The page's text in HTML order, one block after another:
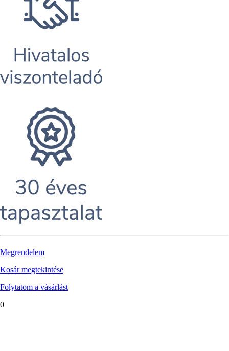
Megrendelem
Kosár megtekintése
Folytatom a vásárlást
0